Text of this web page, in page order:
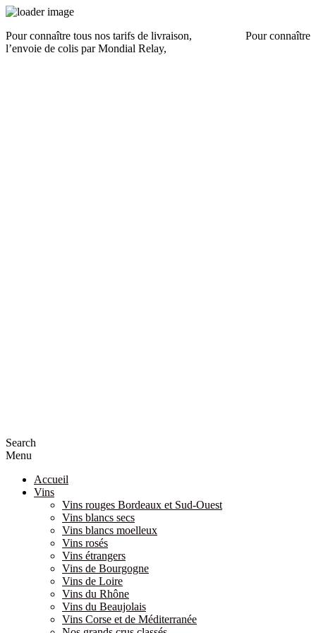
Pour connaître tous nos tarifs de livraison,
Pour connaître
l’envoie de colis par Mondial Relay,
Search
Menu
Accueil
Vins
Vins rouges Bordeaux et Sud-Ouest
Vins blancs secs
Vins blancs moelleux
Vins rosés
Vins étrangers
Vins de Bourgogne
Vins de Loire
Vins du Rhône
Vins du Beaujolais
Vins Corse et de Méditerranée